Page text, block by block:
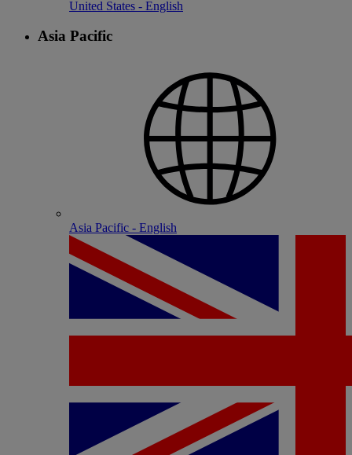
United States - English
Asia Pacific
Asia Pacific - English